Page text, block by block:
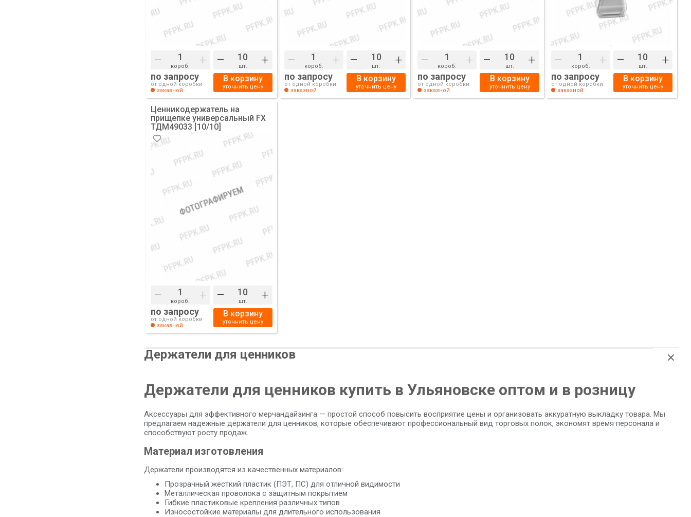
– короб. + – шт. +
по запросу
от одной коробки
заказной
В корзину
уточнить цену
– короб. + – шт. +
по запросу
от одной коробки
заказной
В корзину
уточнить цену
– короб. + – шт. +
по запросу
от одной коробки
заказной
В корзину
уточнить цену
– короб. + – шт. +
по запросу
от одной коробки
заказной
В корзину
уточнить цену
Ценникодержатель на
прищепке универсальный FX
ТДМ49033 [10/10]
– короб. + – шт. +
по запросу
от одной коробки
заказной
В корзину
уточнить цену
Держатели для ценников
Держатели для ценников купить в Ульяновске оптом и в розницу
Аксессуары для эффективного мерчандайзинга — простой способ повысить восприятие цены и организовать аккуратную выкладку товара. Мы
предлагаем надежные держатели для ценников, которые обеспечивают профессиональный вид торговых полок, экономят время персонала и
способствуют росту продаж.
Материал изготовления
Держатели производятся из качественных материалов:
Прозрачный жесткий пластик (ПЭТ, ПС) для отличной видимости
Металлическая проволока с защитным покрытием
Гибкие пластиковые крепления различных типов
Износостойкие материалы для длительного использования